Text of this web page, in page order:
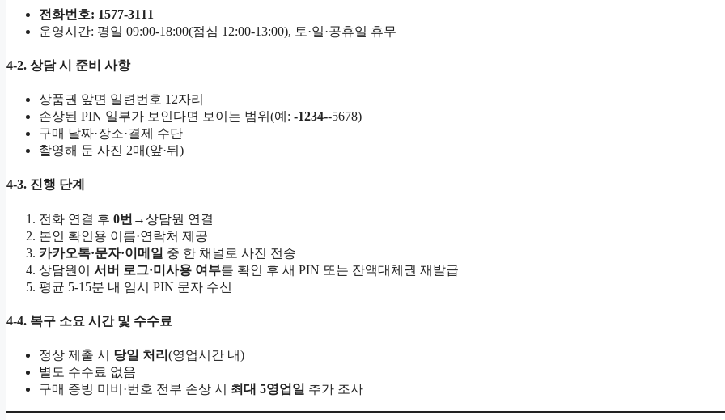
전화번호: 1577-3111
운영시간: 평일 09:00-18:00(점심 12:00-13:00), 토·일·공휴일 휴무
4-2. 상담 시 준비 사항
상품권 앞면 일련번호 12자리
손상된 PIN 일부가 보인다면 보이는 범위(예: -1234--5678)
구매 날짜·장소·결제 수단
촬영해 둔 사진 2매(앞·뒤)
4-3. 진행 단계
전화 연결 후 0번 →상담원 연결
본인 확인용 이름·연락처 제공
카카오톡·문자·이메일 중 한 채널로 사진 전송
상담원이 서버 로그·미사용 여부를 확인 후 새 PIN 또는 잔액대체권 재발급
평균 5-15분 내 임시 PIN 문자 수신
4-4. 복구 소요 시간 및 수수료
정상 제출 시 당일 처리 (영업시간 내)
별도 수수료 없음
구매 증빙 미비·번호 전부 손상 시 최대 5영업일 추가 조사